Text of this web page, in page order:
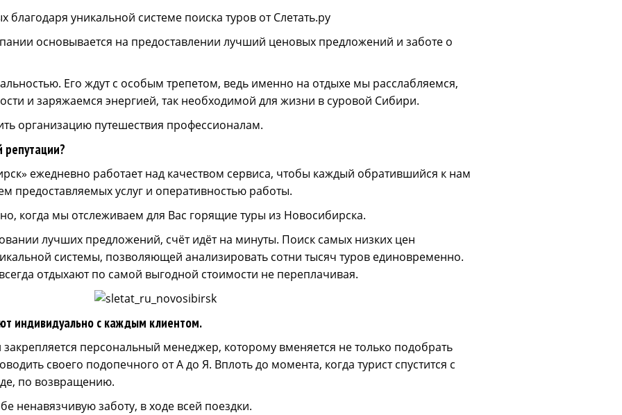
уникальной системе поиска туров от Слетать.ру
основывается на предоставлении лучший ценовых предложений и заботе о
Его ждут с особым трепетом, ведь именно на отдыхе мы расслабляемся,
и заряжаемся энергией, так необходимой для жизни в суровой Сибири.
организацию путешествия профессионалам.
репутации?
ежедневно работает над качеством сервиса, чтобы каждый обратившийся к нам
предоставляемых услуг и оперативностью работы.
когда мы отслеживаем для Вас горящие туры из Новосибирска.
лучших предложений, счёт идёт на минуты. Поиск самых низких цен
системы, позволяющей анализировать сотни тысяч туров единовременно.
отдыхают по самой выгодной стоимости не переплачивая.
индивидуально с каждым клиентом.
персональный менеджер, которому вменяется не только подобрать
своего подопечного от А до Я. Вплоть до момента, когда турист спустится с
по возвращению.
ненавязчивую заботу, в ходе всей поездки.